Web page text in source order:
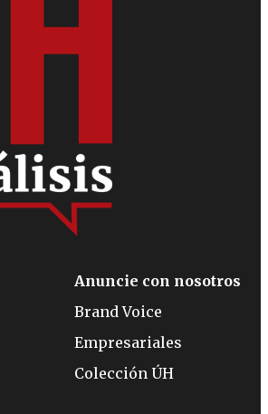
Anuncie con nosotros
Brand Voice
Empresariales
Colección ÚH